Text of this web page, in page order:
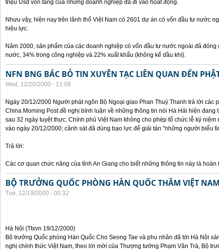
triệu Usd vốn tăng của những doanh nghiệp đã đi vào hoat động.
Nhưu vậy, hiện nay trên lãnh thổ Việt Nam có 2601 dự án có vốn đầu tư nước
hiệu lực.
Năm 2000, sản phẩm của các doanh nghiệp có vốn đầu tư nước ngoài đã
nước, 34% trong công nghiệp và 22% xuất khẩu (không kể dầu khí).
NFN BNG BÁC BỎ TIN XUYÊN TẠC LIÊN QUAN ĐẾN
Wed, 12/20/2000 - 12:08
Ngày 20/12/2000 Người phát ngôn Bộ Ngoại giao Phan Thuý Thanh trả lời các
China Morning Post đề nghị bình luận về những thông tin nói Hà Hải hiện đang
sau 32 ngày tuyệt thực; Chính phủ Việt Nam không cho phép tổ chức lễ kỷ
vào ngày 20/12/2000; cảnh sát đã dùng bạo lực để giải tán "những người biểu
Trả lời:
Các cơ quan chức năng của tỉnh An Giang cho biết những thông tin này là hoàn
BỘ TRƯỞNG QUỐC PHÒNG HÀN QUỐC THĂM VIỆT
Tue, 12/19/2000 - 00:32
Hà Nội (Ttxvn 19/12/2000)
Bộ trưởng Quốc phòng Hàn Quốc Cho Seong Tae và phu nhân đã tới Hà Nội
nghị chính thức Việt Nam, theo lời mời của Thượng tướng Phạm Văn Trà, Bộ